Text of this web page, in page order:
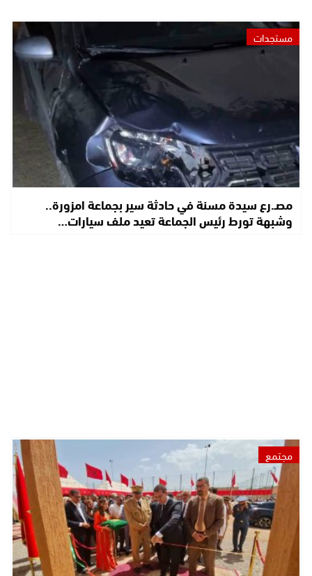
مستجدات
مصـ.رع سيدة مسنة في حادثة سير بجماعة امزورة..
وشبهة تورط رئيس الجماعة تعيد ملف سيارات…
مجتمع